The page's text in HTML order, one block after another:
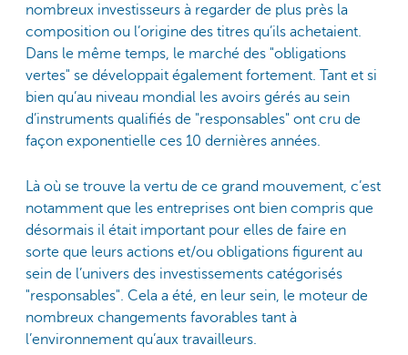
nombreux investisseurs à regarder de plus près la
composition ou l’origine des titres qu’ils achetaient.
Dans le même temps, le marché des "obligations
vertes" se développait également fortement. Tant et si
bien qu’au niveau mondial les avoirs gérés au sein
d’instruments qualifiés de "responsables" ont cru de
façon exponentielle ces 10 dernières années.
Là où se trouve la vertu de ce grand mouvement, c’est
notamment que les entreprises ont bien compris que
désormais il était important pour elles de faire en
sorte que leurs actions et/ou obligations figurent au
sein de l’univers des investissements catégorisés
"responsables". Cela a été, en leur sein, le moteur de
nombreux changements favorables tant à
l’environnement qu’aux travailleurs.